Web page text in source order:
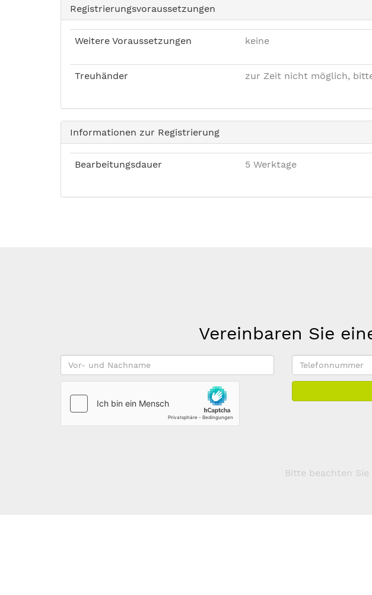
Registrierungsvoraussetzungen
Weitere Voraussetzungen keine
Treuhänder zur Zeit nicht möglich,
Informationen zur Registrierung
Bearbeitungsdauer 5 Werktage
Vereinbaren Sie
Vor-
und
Nachname
Telefonnummer
Bitte beachten Sie